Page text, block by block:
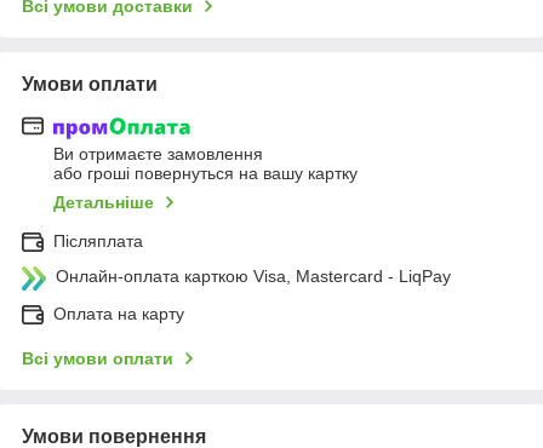
Всі умови доставки
Умови оплати
Ви отримаєте замовлення
або гроші повернуться на вашу картку
Детальніше
Післяплата
Онлайн-оплата карткою Visa, Mastercard - LiqPay
Оплата на карту
Всі умови оплати
Умови повернення